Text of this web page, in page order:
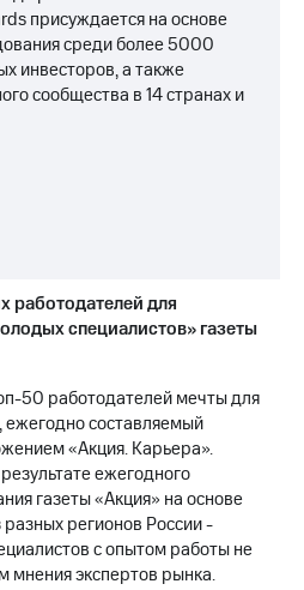
присуждается на основе
среди более 5000
инвесторов, а также
сообщества в 14 странах и
работодателей для
специалистов» газеты
50 работодателей мечты для
ежегодно составляемый
«Акция. Карьера».
ежегодного
газеты «Акция» на основе
регионов России -
с опытом работы не
мнения экспертов рынка.